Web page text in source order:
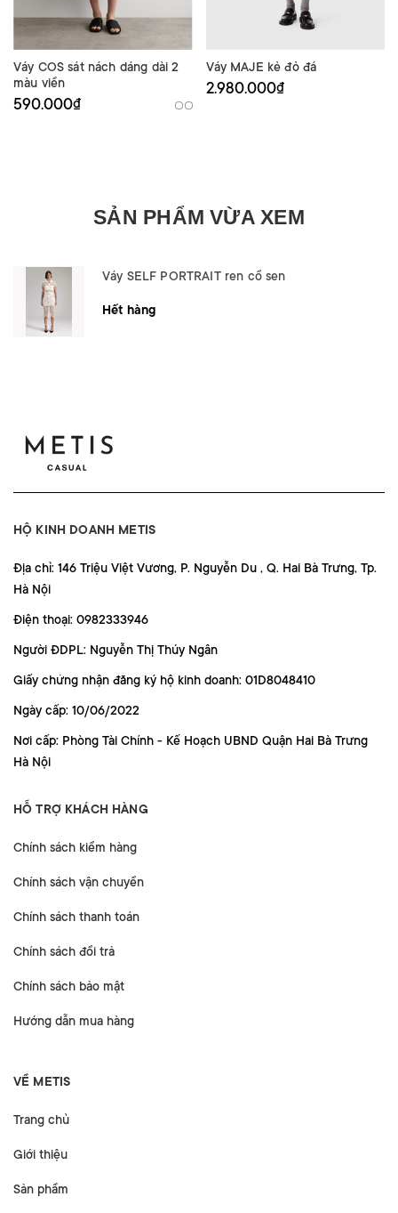
Váy COS sát nách dáng dài 2
màu viền
590.000₫
Váy MAJE kẻ đỏ đá
2.980.000₫
SẢN PHẨM VỪA XEM
Váy SELF PORTRAIT ren cổ sen
Hết hàng
HỘ KINH DOANH METIS
Địa chỉ: 146 Triệu Việt Vương, P. Nguyễn Du , Q. Hai Bà Trưng, Tp.
Hà Nội
Điện thoại: 0982333946
Người ĐDPL: Nguyễn Thị Thúy Ngân
Giấy chứng nhận đăng ký hộ kinh doanh: 01D8048410
Ngày cấp: 10/06/2022
Nơi cấp: Phòng Tài Chính - Kế Hoạch UBND Quận Hai Bà Trưng
Hà Nội
HỖ TRỢ KHÁCH HÀNG
Chính sách kiểm hàng
Chính sách vận chuyển
Chính sách thanh toán
Chính sách đổi trả
Chính sách bảo mật
Hướng dẫn mua hàng
VỀ METIS
Trang chủ
Giới thiệu
Sản phẩm